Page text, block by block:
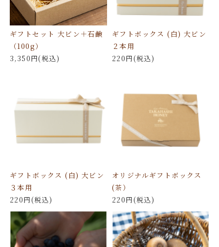
ギフトセット 大ビン＋石鹸
（100g）
3,350円(税込)
ギフトボックス (白) 大ビン
２本用
220円(税込)
ギフトボックス (白) 大ビン
３本用
220円(税込)
オリジナルギフトボックス
(茶）
220円(税込)